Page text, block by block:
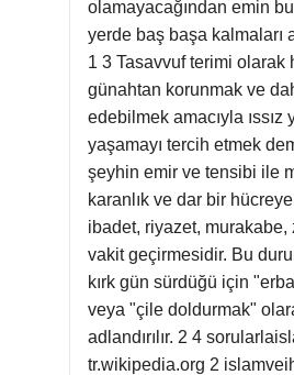
olamayacağından emin
yerde baş başa kalmaları
1 3 Tasavvuf terimi olarak
günahtan korunmak ve
edebilmek amacıyla ıssız
yaşamayı tercih etmek
şeyhin emir ve tensibi ile
karanlık ve dar bir
ibadet, riyazet, murakabe,
vakit geçirmesidir. Bu
kırk gün sürdüğü için
veya "çile doldurmak"
adlandırılır. 2 4
tr.wikipedia.org 2